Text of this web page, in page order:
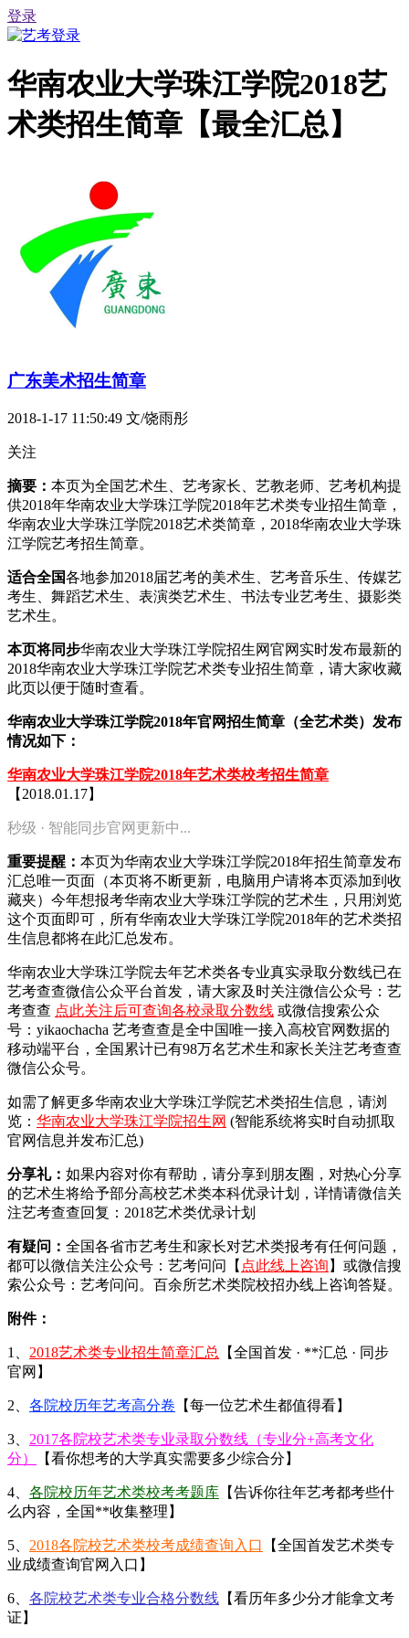
登录
华南农业大学珠江学院2018艺
术类招生简章【最全汇总】
广东美术招生简章
2018-1-17 11:50:49 文/饶雨彤
关注
摘要： 本页为全国艺术生、艺考家长、艺教老师、艺考机构提
供2018年华南农业大学珠江学院2018年艺术类专业招生简章，
华南农业大学珠江学院2018艺术类简章，2018华南农业大学珠
江学院艺考招生简章。
适合全国各地参加2018届艺考的美术生、艺考音乐生、传媒艺
考生、舞蹈艺术生、表演类艺术生、书法专业艺考生、摄影类
艺术生。
本页将同步华南农业大学珠江学院招生网官网实时发布最新的
2018华南农业大学珠江学院艺术类专业招生简章，请大家收藏
此页以便于随时查看。
华南农业大学珠江学院2018年官网招生简章（全艺术类）发布
情况如下：
华南农业大学珠江学院2018年艺术类校考招生简章
【2018.01.17】
秒级 · 智能同步官网更新中...
重要提醒： 本页为华南农业大学珠江学院2018年招生简章发布
汇总唯一页面（本页将不断更新，电脑用户请将本页添加到收
藏夹）今年想报考华南农业大学珠江学院的艺术生，只用浏览
这个页面即可，所有华南农业大学珠江学院2018年的艺术类招
生信息都将在此汇总发布。
华南农业大学珠江学院去年艺术类各专业真实录取分数线已在
艺考查查微信公众平台首发， 请大家及时关注微信公众号：艺
考查查 点此关注后可查询各校录取分数线 或微信搜索公众
号：yikaochacha 艺考查查是全中国唯一接入高校官网数据的
移动端平台，全国累计已有98万名艺术生和家长关注艺考查查
微信公众号。
如需了解更多华南农业大学珠江学院艺术类招生信息，请浏
览： 华南农业大学珠江学院招生网 (智能系统将实时自动抓取
官网信息并发布汇总)
分享礼： 如果内容对你有帮助，请分享到朋友圈，对热心分享
的艺术生将给予部分高校艺术类本科优录计划，详情请微信关
注艺考查查回复：2018艺术类优录计划
有疑问： 全国各省市艺考生和家长对艺术类报考有任何问题，
都可以微信关注公众号：艺考问问【 点此线上咨询 】或微信搜
索公众号：艺考问问。百余所艺术类院校招办线上咨询答疑。
附件：
1、 2018艺术类专业招生简章汇总
【全国首发 · **汇总 · 同步
官网】
2、 各院校历年艺考高分卷 【每一位艺术生都值得看】
3、 2017各院校艺术类专业录取分数线（专业分+高考文化
分）
【看你想考的大学真实需要多少综合分】
4、 各院校历年艺术类校考考题库 【告诉你往年艺考都考些什
么内容，全国**收集整理】
5、 2018各院校艺术类校考成绩查询入口
【全国首发艺术类专
业成绩查询官网入口】
6、 各院校艺术类专业合格分数线 【看历年多少分才能拿文考
证】